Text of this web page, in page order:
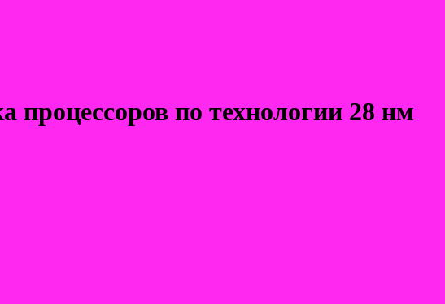
процессоров по технологии 28 нм